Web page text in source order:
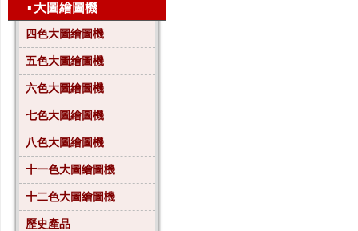
▪ 大圖繪圖機
四色大圖繪圖機
五色大圖繪圖機
六色大圖繪圖機
七色大圖繪圖機
八色大圖繪圖機
十一色大圖繪圖機
十二色大圖繪圖機
歷史產品